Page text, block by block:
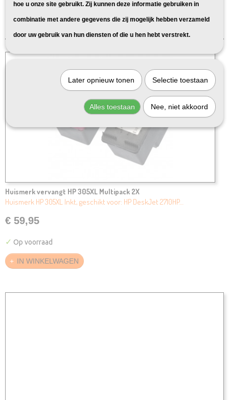
Huismerk vervangt HP 305XL Multipack 2X
Huismerk HP 305XL Inkt, geschikt voor: HP DeskJet 2710HP…
€ 59,95
✓ Op voorraad
IN WINKELWAGEN
hoe u onze site gebruikt. Zij kunnen deze informatie gebruiken in
combinatie met andere gegevens die zij mogelijk hebben verzameld
door uw gebruik van hun diensten of die u hen hebt verstrekt.
Later opnieuw tonen Selectie toestaan
Alles toestaan Nee, niet akkoord